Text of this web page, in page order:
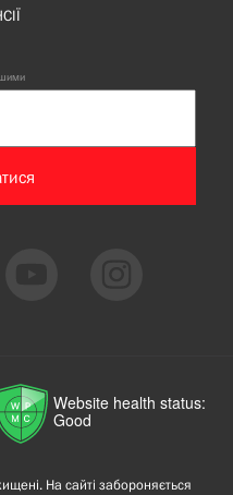
Website health status:
Good
На сайті забороняється